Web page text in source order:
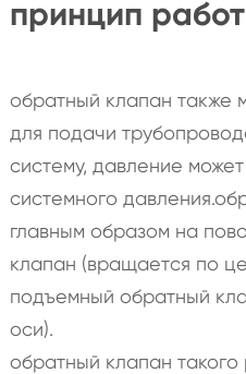
принцип
обратный клапан также
для подачи
систему, давление
системного
главным образом на
клапан (вращается по
подъемный обратный
оси).
обратный клапан